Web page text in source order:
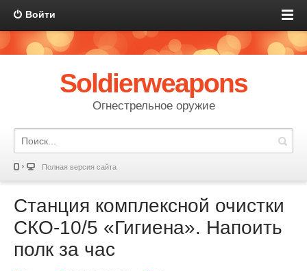
Войти
Soldierweapons
Огнестрельное оружие
Полная версия сайта
Станция комплексной очистки
СКО-10/5 «Гигиена». Напоить
полк за час